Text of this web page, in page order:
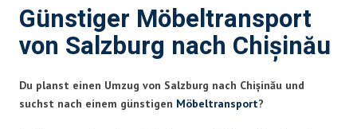
Günstiger Möbeltransport
von Salzburg nach Chișinău
Du planst einen Umzug von Salzburg nach Chișinău und
suchst nach einem günstigen Möbeltransport?